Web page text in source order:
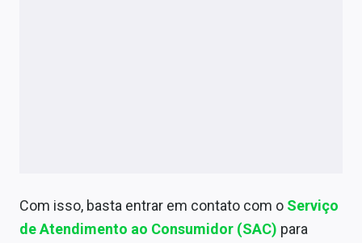
Com isso, basta entrar em contato com o Serviço
de Atendimento ao Consumidor (SAC) para